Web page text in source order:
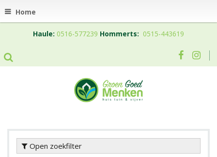
Home
Haule: 0516-577239 Hommerts: 0515-443619
Open zoekfilter